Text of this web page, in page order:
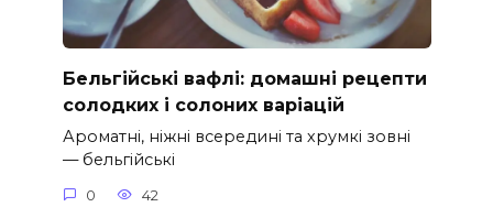
Бельгійські вафлі: домашні рецепти
солодких і солоних варіацій
Ароматні, ніжні всередині та хрумкі зовні
— бельгійські
0 42